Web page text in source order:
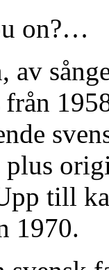
on?…
av
till
1970.